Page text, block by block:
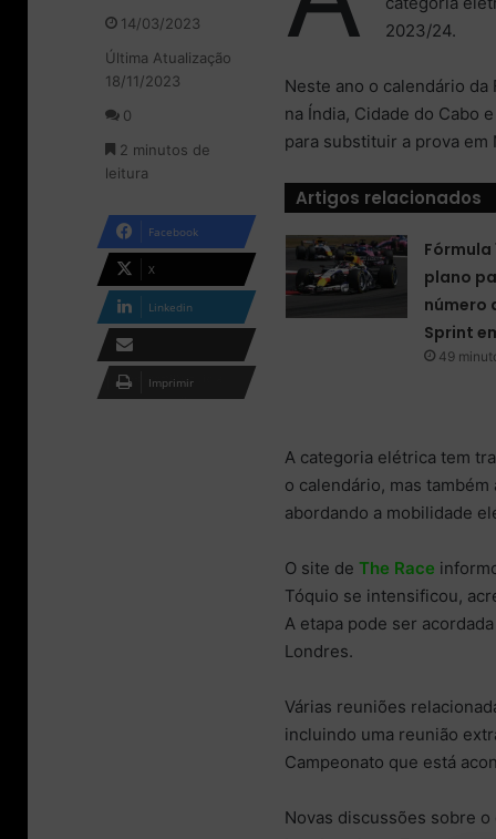
2023/24.
Neste ano o calendário da
na Índia, Cidade do Cabo
para substituir a prova em
Artigos relacionados
Fórmula
plano
número
Sprint
49
A categoria elétrica tem
o calendário, mas
abordando a mobilidade
O site de The Race
Tóquio se intensificou,
A etapa pode ser
Londres.
Várias reuniões
incluindo uma reunião
Campeonato que está
Novas discussões sobre
l
o
n
X
n
d
e
e
-
i
l
14/03/2023
Última Atualização
18/11/2023
0
2 minutos de
leitura
Facebook
X
Linkedin
Compartilhar via e-
mail
Imprimir